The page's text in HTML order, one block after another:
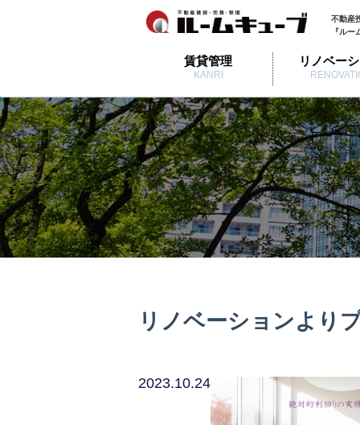
不動産
『ル
賃貸管理
KANRI
リノベー
リノベーションより
2023.10.24